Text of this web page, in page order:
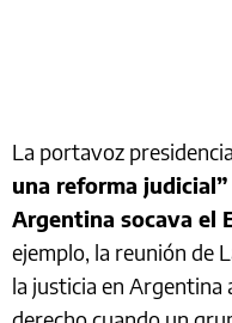
La portavoz
una reforma
Argentina socava el
ejemplo, la reunión de
la justicia en Argentina